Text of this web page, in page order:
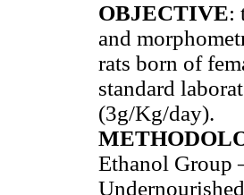
OBJECTIVE:
and
rats born of
standard
(3g/Kg/day).
Ethanol Group